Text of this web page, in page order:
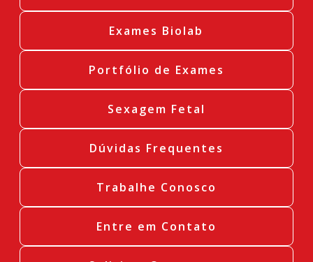
Exames Biolab
Portfólio de Exames
Sexagem Fetal
Dúvidas Frequentes
Trabalhe Conosco
Entre em Contato